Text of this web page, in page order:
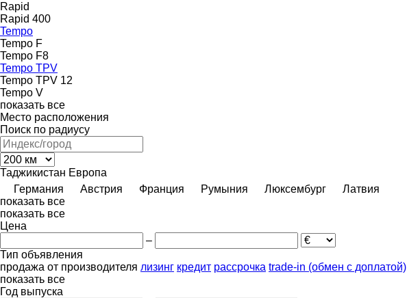
Rapid
Rapid 400
Tempo
Tempo F
Tempo F8
Tempo TPV
Tempo TPV 12
Tempo V
показать все
Место расположения
Поиск по радиусу
Таджикистан Европа
Германия
Австрия Франция Румыния Люксембург
Латвия
показать все
показать все
Цена
–
Тип объявления
продажа от производителя лизинг кредит рассрочка trade-in (обмен с доплатой)
показать все
Год выпуска